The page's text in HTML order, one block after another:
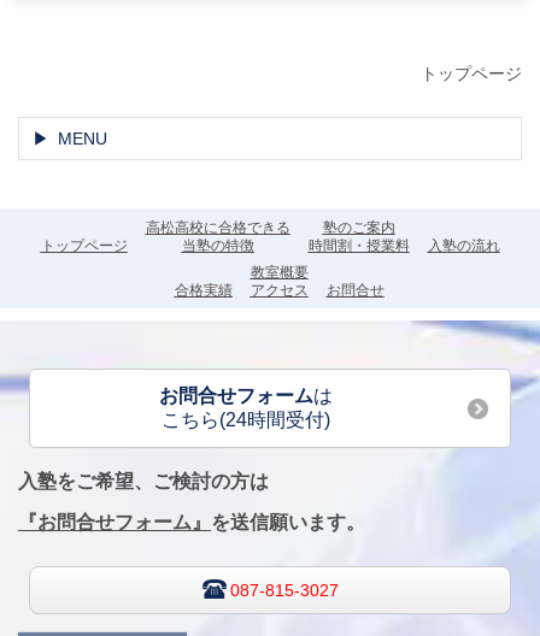
トップページ
MENU
トップページ
高松高校に合格できる
当塾の特徴
塾のご案内
時間割・授業料
入塾の流れ
合格実績
教室概要
アクセス
お問合せ
お問合せフォームは
こちら(24時間受付)
入塾をご希望、ご検討の方は
『お問合せフォーム』 を送信願います。
087-815-3027